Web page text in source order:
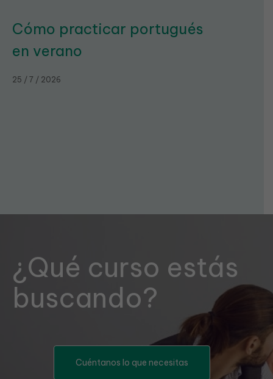
Cómo practicar portugués
en verano
25 / 7 / 2026
¿Qué curso estás
buscando?
Cuéntanos lo que necesitas